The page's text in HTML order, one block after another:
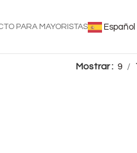
PARA MAYORISTAS Español
Mostrar 9